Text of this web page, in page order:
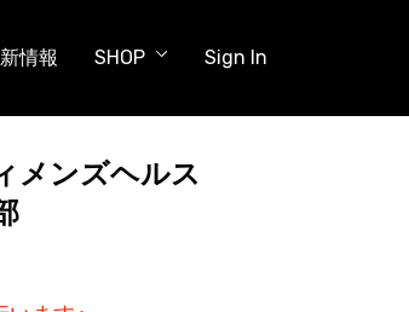
情報 SHOP Sign In
ンズヘルス